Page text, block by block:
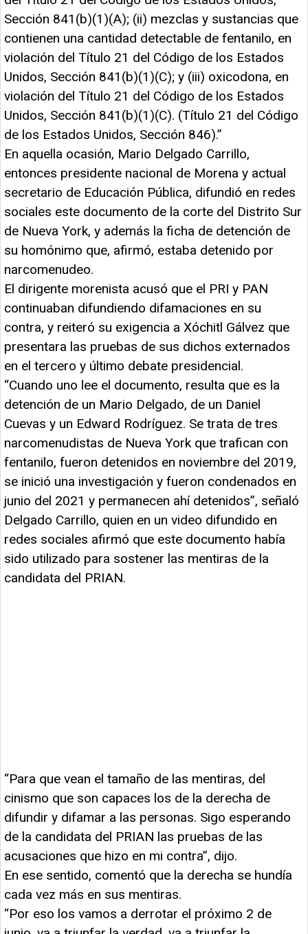
Sección 841(b)(1)(A); (ii) mezclas y sustancias que
contienen una cantidad detectable de fentanilo, en
violación del Título 21 del Código de los Estados
Unidos, Sección 841(b)(1)(C); y (iii) oxicodona, en
violación del Título 21 del Código de los Estados
Unidos, Sección 841(b)(1)(C). (Título 21 del Código
de los Estados Unidos, Sección 846).”
En aquella ocasión, Mario Delgado Carrillo,
entonces presidente nacional de Morena y actual
secretario de Educación Pública, difundió en redes
sociales este documento de la corte del Distrito Sur
de Nueva York, y además la ficha de detención de
su homónimo que, afirmó, estaba detenido por
narcomenudeo.
El dirigente morenista acusó que el PRI y PAN
continuaban difundiendo difamaciones en su
contra, y reiteró su exigencia a Xóchitl Gálvez que
presentara las pruebas de sus dichos externados
en el tercero y último debate presidencial.
“Cuando uno lee el documento, resulta que es la
detención de un Mario Delgado, de un Daniel
Cuevas y un Edward Rodríguez. Se trata de tres
narcomenudistas de Nueva York que trafican con
fentanilo, fueron detenidos en noviembre del 2019,
se inició una investigación y fueron condenados en
junio del 2021 y permanecen ahí detenidos”, señaló
Delgado Carrillo, quien en un video difundido en
redes sociales afirmó que este documento había
sido utilizado para sostener las mentiras de la
candidata del PRIAN.
“Para que vean el tamaño de las mentiras, del
cinismo que son capaces los de la derecha de
difundir y difamar a las personas. Sigo esperando
de la candidata del PRIAN las pruebas de las
acusaciones que hizo en mi contra”, dijo.
En ese sentido, comentó que la derecha se hundía
cada vez más en sus mentiras.
“Por eso los vamos a derrotar el próximo 2 de